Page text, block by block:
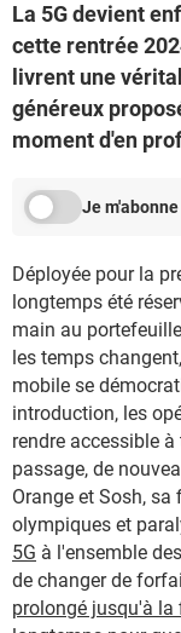
La 5G devient
cette rentrée
livrent une
généreux
moment d'en
Je
Déployée pour la
longtemps été
main au
les temps
mobile se
introduction, les
rendre accessible
passage, de
Orange et Sosh,
olympiques et
5G à l'ensemble
de changer de
prolongé jusqu'à la